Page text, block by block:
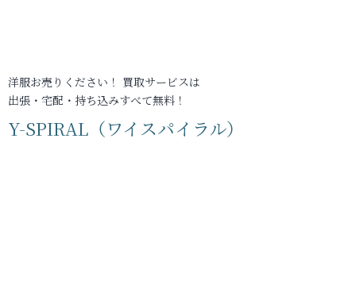
洋服お売りください！ 買取サービスは
出張・宅配・持ち込みすべて無料！
Y-SPIRAL（ワイスパイラル）